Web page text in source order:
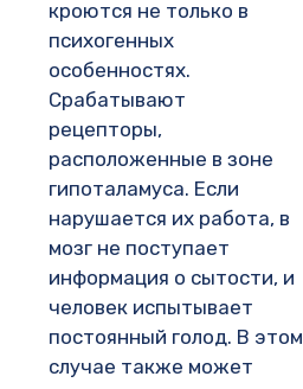
кроются не только в
психогенных
особенностях.
Срабатывают
рецепторы,
расположенные в зоне
гипоталамуса. Если
нарушается их работа, в
мозг не поступает
информация о сытости, и
человек испытывает
постоянный голод. В этом
случае также может